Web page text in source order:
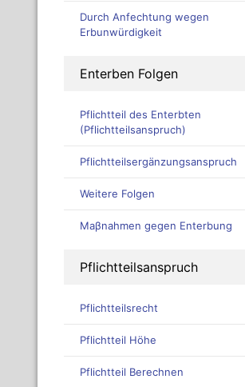
Durch Anfechtung wegen
Erbunwürdigkeit
Enterben Folgen
Pflichtteil des Enterbten
(Pflichtteilsanspruch)
Pflichtteilsergänzungsanspruch
Weitere Folgen
Maβnahmen gegen Enterbung
Pflichtteilsanspruch
Pflichtteilsrecht
Pflichtteil Höhe
Pflichtteil Berechnen